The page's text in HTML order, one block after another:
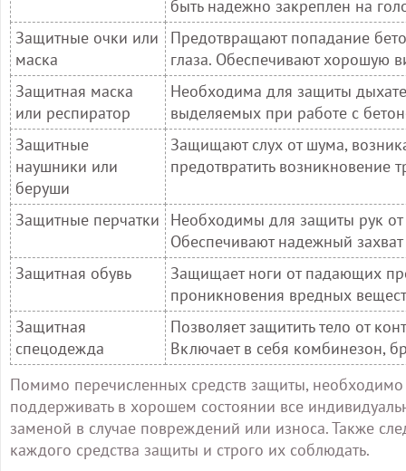
быть надежно закреплен на
Защитные очки или
маска
Предотвращают попадание
глаза. Обеспечивают хорошую
Защитная маска
или респиратор
Необходима для защиты
выделяемых при работе с
Защитные
наушники или
беруши
Защищают слух от шума,
предотвратить возникновение
Защитные перчатки
Необходимы для защиты рук
Обеспечивают надежный
Защитная обувь
Защищает ноги от падающих
проникновения вредных
Защитная
спецодежда
Позволяет защитить тело от
Включает в себя комбинезон,
Помимо перечисленных средств защиты, необходимо
поддерживать в хорошем состоянии все
заменой в случае повреждений или износа. Также
каждого средства защиты и строго их соблюдать.